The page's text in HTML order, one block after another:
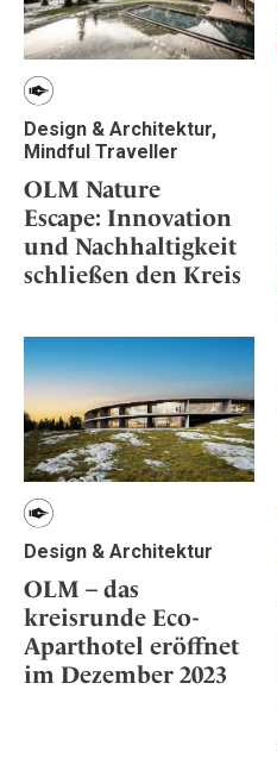
Design & Architektur,
Mindful Traveller
OLM Nature
Escape: Innovation
und Nachhaltigkeit
schließen den Kreis
Design & Architektur
OLM – das
kreisrunde Eco-
Aparthotel eröffnet
im Dezember 2023